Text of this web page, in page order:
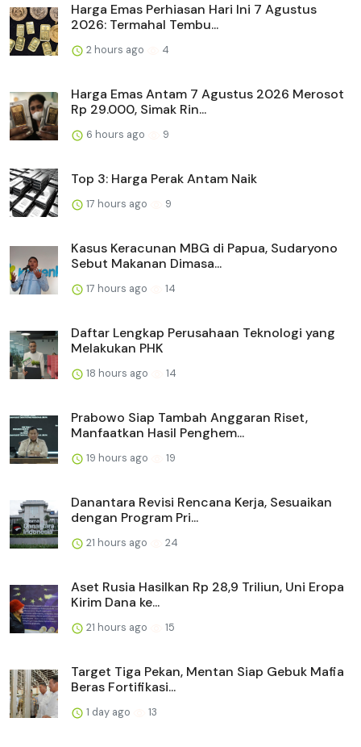
Harga Emas Perhiasan Hari Ini 7 Agustus
2026: Termahal Tembu...
2 hours ago 4
Harga Emas Antam 7 Agustus 2026 Merosot
Rp 29.000, Simak Rin...
6 hours ago 9
Top 3: Harga Perak Antam Naik
17 hours ago 9
Kasus Keracunan MBG di Papua, Sudaryono
Sebut Makanan Dimasa...
17 hours ago 14
Daftar Lengkap Perusahaan Teknologi yang
Melakukan PHK
18 hours ago 14
Prabowo Siap Tambah Anggaran Riset,
Manfaatkan Hasil Penghem...
19 hours ago 19
Danantara Revisi Rencana Kerja, Sesuaikan
dengan Program Pri...
21 hours ago 24
Aset Rusia Hasilkan Rp 28,9 Triliun, Uni Eropa
Kirim Dana ke...
21 hours ago 15
Target Tiga Pekan, Mentan Siap Gebuk Mafia
Beras Fortifikasi...
1 day ago 13